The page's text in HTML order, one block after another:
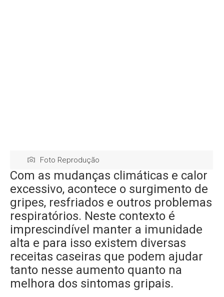
Foto Reprodução
Com as mudanças climáticas e calor
excessivo, acontece o surgimento de
gripes, resfriados e outros problemas
respiratórios. Neste contexto é
imprescindível manter a imunidade
alta e para isso existem diversas
receitas caseiras que podem ajudar
tanto nesse aumento quanto na
melhora dos sintomas gripais.